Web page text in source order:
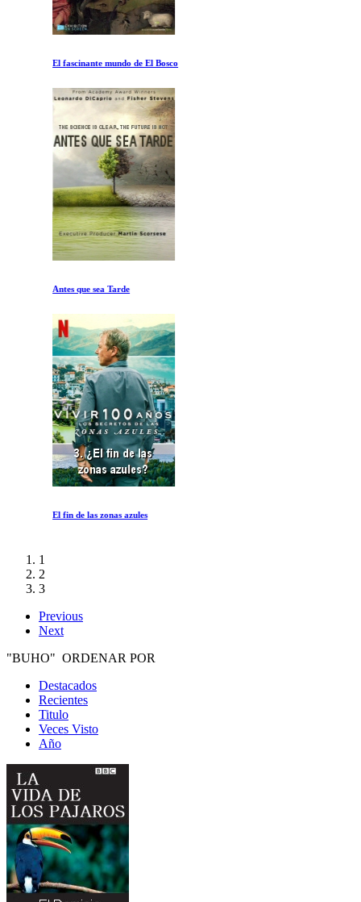
El fascinante mundo de El Bosco
Antes que sea Tarde
El fin de las zonas azules
1
2
3
Previous
Next
"BUHO" ORDENAR POR
Destacados
Recientes
Titulo
Veces Visto
Año